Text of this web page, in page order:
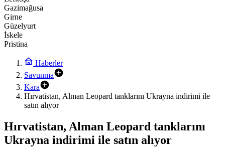
Gazimağusa
Girne
Güzelyurt
İskele
Pristina
Haberler
Savunma
Kara
Hırvatistan, Alman Leopard tanklarını Ukrayna indirimi ile
satın alıyor
Hırvatistan, Alman Leopard tanklarını
Ukrayna indirimi ile satın alıyor